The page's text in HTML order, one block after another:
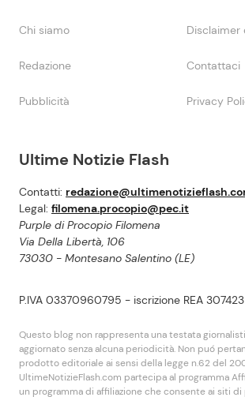
Ultime Notizie Flash
Contatti:
Legal: filomena.procopio@pec.it
Purple di Procopio Filomena
Via Della Libertà, 106
73030 - Montesano Salentino (LE)
P.IVA 03370960795 - iscrizione REA 307423
Questo blog non rappresenta una testata
aggiornato senza alcuna periodicità. Non puó
prodotto editoriale ai sensi della legge n.62 del
UltimeNotizieFlash.com partecipa al programma
un programma di affiliazione che consente ai siti
Chi siamo Disclaimer
Redazione Contattaci
Pubblicità Privacy